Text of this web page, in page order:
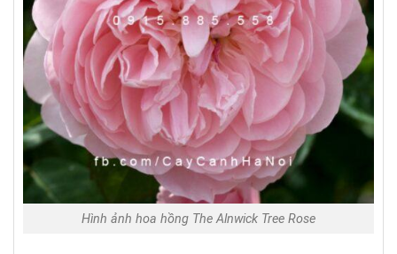
Hình ảnh hoa hồng The Alnwick Tree Rose